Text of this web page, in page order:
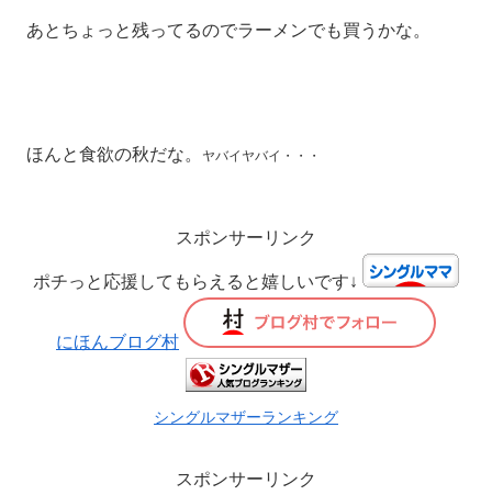
あとちょっと残ってるのでラーメンでも買うかな。
ほんと食欲の秋だな。 ヤバイヤバイ・・・
スポンサーリンク
ポチっと応援してもらえると嬉しいです↓
にほんブログ村
シングルマザーランキング
スポンサーリンク